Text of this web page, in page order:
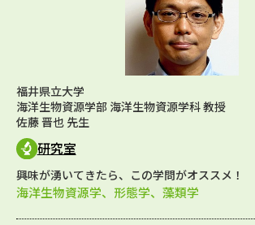
福井県立大学
海洋生物資源学部 海洋生物資源学科 教授
佐藤 晋也 先生
研究室
興味が湧いてきたら、この学問がオススメ！
海洋生物資源学、形態学、藻類学